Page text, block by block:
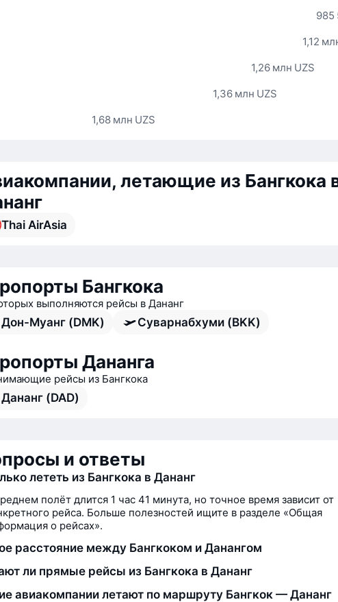
985
1,12
1,26 млн UZS
1,36 млн UZS
1,68 млн UZS
летающие из Бангкока
Thai AirAsia
Бангкока
выполняются рейсы в Дананг
Дон-Муанг (DMK) Суварнабхуми (BKK)
Дананга
рейсы из Бангкока
Дананг (DAD)
и ответы
лететь из Бангкока в Дананг
полёт длится 1 час 41 минута, но точное время зависит от
рейса. Больше полезностей ищите в разделе «Общая
о рейсах».
расстояние между Бангкоком и Данангом
ли прямые рейсы из Бангкока в Дананг
авиакомпании летают по маршруту Бангкок — Дананг